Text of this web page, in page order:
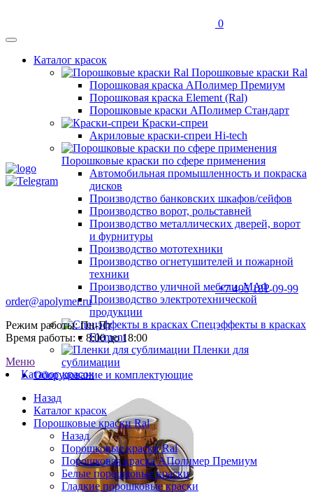
0
Каталог красок
Порошковые краски Ral
Порошковая краска АПолимер Премиум
Порошковая краска Element (Ral)
Порошковые краски АПолимер Стандарт
Краски-спреи
Акриловые краски-спреи Hi-tech
Порошковые краски по сфере применения
Автомобильная промышленность и покраска
дисков
Производство банковских шкафов/сейфов
Производство ворот, рольставней
Производство металлических дверей, ворот
и фурнитуры
Производство мототехники
Производство огнетушителей и пожарной
техники
Производство уличной мебели, МАФ
Производство электротехнической
продукции
Спецэффекты в красках
Element
Пленки для
сублимации
Оборудование и комплектующие
+7 495 181-09-99
order@apolymer.ru
Режим работы: Пн-Пт
Время работы: с 8:00 до 18:00
Меню
Каталог красок
Назад
Каталог красок
Порошковые краски Ral
Назад
Порошковые краски Ral
Порошковая краска АПолимер Премиум
Белые порошковые краски
Гладкие порошковые краски